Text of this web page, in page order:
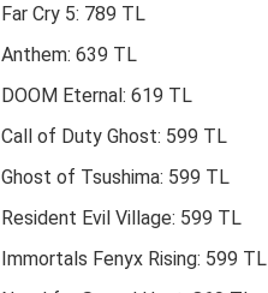
Far Cry 5: 789 TL
Anthem: 639 TL
DOOM Eternal: 619 TL
Call of Duty Ghost: 599 TL
Ghost of Tsushima: 599 TL
Resident Evil Village: 599 TL
Immortals Fenyx Rising: 599 TL